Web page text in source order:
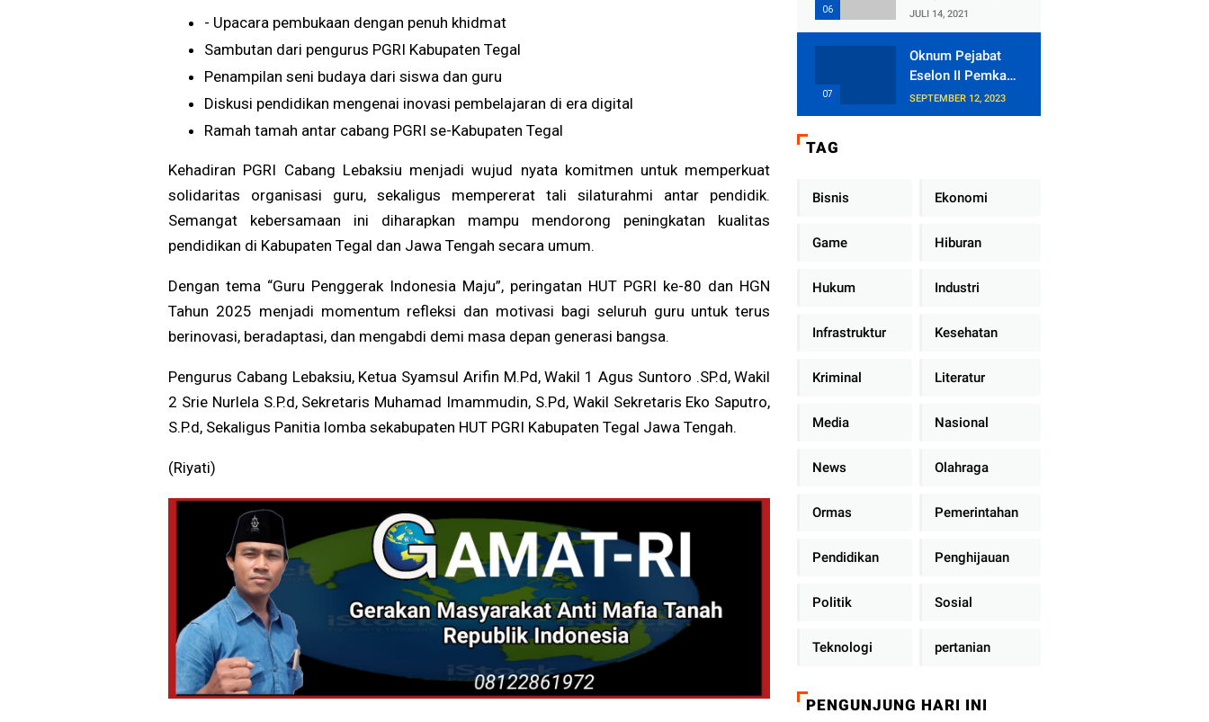
- Upacara pembukaan dengan penuh khidmat
Sambutan dari pengurus PGRI Kabupaten Tegal
Penampilan seni budaya dari siswa dan guru
Diskusi pendidikan mengenai inovasi pembelajaran di era digital
Ramah tamah antar cabang PGRI se-Kabupaten Tegal
Kehadiran PGRI Cabang Lebaksiu menjadi wujud nyata komitmen untuk memperkuat
solidaritas organisasi guru, sekaligus mempererat tali silaturahmi antar pendidik.
Semangat kebersamaan ini diharapkan mampu mendorong peningkatan kualitas
pendidikan di Kabupaten Tegal dan Jawa Tengah secara umum.
Dengan tema “Guru Penggerak Indonesia Maju”, peringatan HUT PGRI ke-80 dan HGN
Tahun 2025 menjadi momentum refleksi dan motivasi bagi seluruh guru untuk terus
berinovasi, beradaptasi, dan mengabdi demi masa depan generasi bangsa.
Pengurus Cabang Lebaksiu, Ketua Syamsul Arifin M.Pd, Wakil 1 Agus Suntoro .SP.d, Wakil
2 Srie Nurlela S.P.d, Sekretaris Muhamad Imammudin, S.Pd, Wakil Sekretaris Eko Saputro,
S.P.d, Sekaligus Panitia lomba sekabupaten HUT PGRI Kabupaten Tegal Jawa Tengah.
(Riyati)
Persen RT di
Kudus Zona Hijau
JULI 14, 2021
Oknum Pejabat
Eselon II Pemkab
Lampung Utara
Asik Ngobrol
Dinas
SEPTEMBER 12, 2023
TAG
Bisnis Ekonomi
Game Hiburan
Hukum Industri
Infrastruktur Kesehatan
Kriminal Literatur
Media Nasional
News Olahraga
Ormas Pemerintahan
Pendidikan Penghijauan
Politik Sosial
Teknologi pertanian
PENGUNJUNG HARI INI